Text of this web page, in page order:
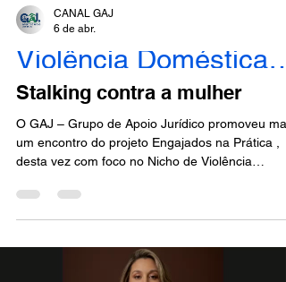
CANAL GAJ
6 de abr.
Violência Doméstica - Engajados
Stalking contra a mulher
O GAJ – Grupo de Apoio Jurídico promoveu mais
um encontro do projeto Engajados na Prática ,
desta vez com foco no Nicho de Violência
operadores do Direito em um importante
momento de aprendizado, conscientização e
contra a mulher” , uma forma de violência que,
muitas vezes, se inicia de maneira silenciosa,